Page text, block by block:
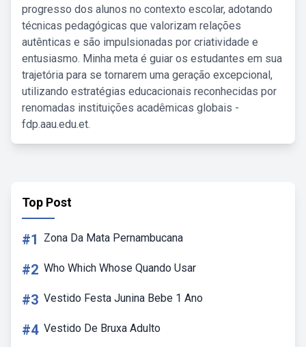
progresso dos alunos no contexto escolar, adotando
técnicas pedagógicas que valorizam relações
autênticas e são impulsionadas por criatividade e
entusiasmo. Minha meta é guiar os estudantes em sua
trajetória para se tornarem uma geração excepcional,
utilizando estratégias educacionais reconhecidas por
renomadas instituições acadêmicas globais -
fdp.aau.edu.et.
Top Post
#1 Zona Da Mata Pernambucana
#2 Who Which Whose Quando Usar
#3 Vestido Festa Junina Bebe 1 Ano
#4 Vestido De Bruxa Adulto